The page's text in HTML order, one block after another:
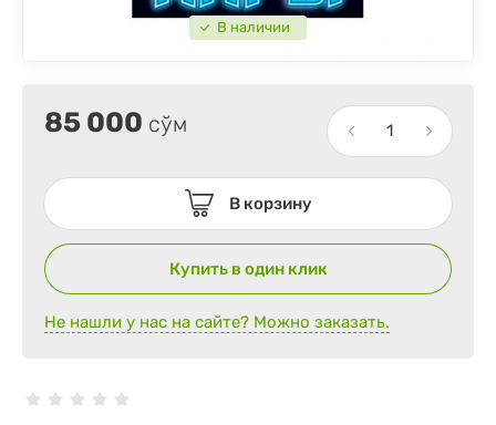
В наличии
85 000 сўм
В корзину
Купить в один клик
Не нашли у нас на сайте? Можно заказать.